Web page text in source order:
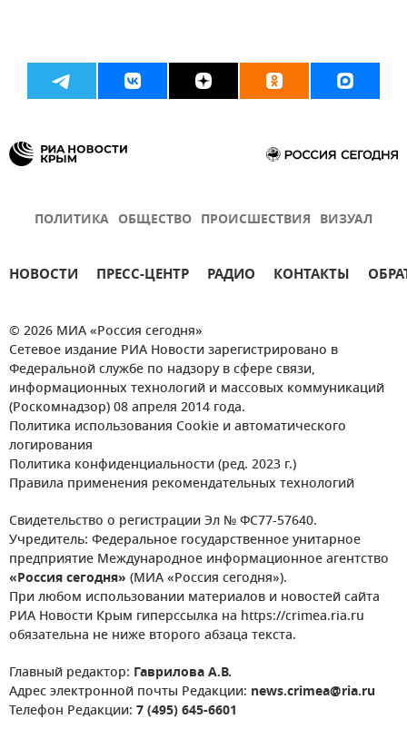
ПОЛИТИКА ОБЩЕСТВО ПРОИСШЕСТВИЯ ВИЗУАЛ
НОВОСТИ ПРЕСС-ЦЕНТР РАДИО КОНТАКТЫ
© 2026 МИА «Россия сегодня»
Сетевое издание РИА Новости зарегистрировано в
Федеральной службе по надзору в сфере связи,
информационных технологий и массовых коммуникаций
(Роскомнадзор) 08 апреля 2014 года.
Политика использования Cookie и автоматического
логирования
Политика конфиденциальности (ред. 2023 г.)
Правила применения рекомендательных технологий
Свидетельство о регистрации Эл № ФС77-57640.
Учредитель: Федеральное государственное унитарное
предприятие Международное информационное агентство
«Россия сегодня» (МИА «Россия сегодня»).
При любом использовании материалов и новостей сайта
РИА Новости Крым гиперссылка на https://crimea.ria.ru
обязательна не ниже второго абзаца текста.
Главный редактор: Гаврилова А.В.
Адрес электронной почты Редакции: news.crimea@ria.ru
Телефон Редакции: 7 (495) 645-6601